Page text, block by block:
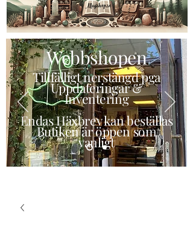
Magishop.se
Webbshopen
Tillfälligt nerstängd pga
Uppdateringar &
Inventering
Endas Häxbrev kan beställas
Butiken är öppen som
vanligt